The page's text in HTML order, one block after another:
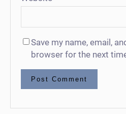
Save my name, email,
browser for the next